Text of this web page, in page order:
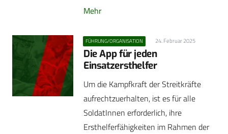
Mehr
FÜHRUNG/ORGANISATION 24. Februar 2025
Die App für jeden
Einsatzersthelfer
Um die Kampfkraft der Streitkräfte
aufrechtzuerhalten, ist es für alle
SoldatInnen erforderlich, ihre
Ersthelferfähigkeiten im Rahmen der